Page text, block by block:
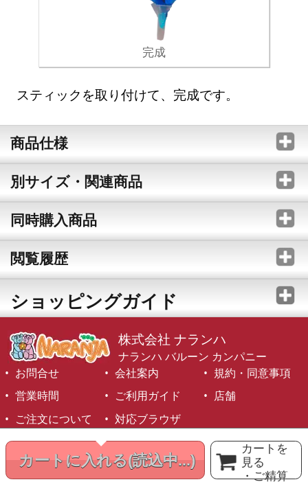
カートに入れる(読込中...)
カートを
見る
・ご精算
完成
スティックを取り付けて、完成です。
商品仕様
別サイズ・関連商品
同時購入商品
閲覧履歴
ショッピングガイド
株式会社 ナランハ
ナランハ バルーン カンパニー
お問合せ
会社案内
規約・同意事項
営業時間
ご利用ガイド
店舗
ご注文について
対応ブラウザ
©1999-2026 NARANJA Inc. All Rights Reserved.